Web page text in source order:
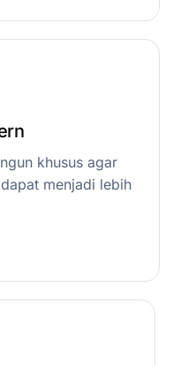
khusus agar
menjadi lebih